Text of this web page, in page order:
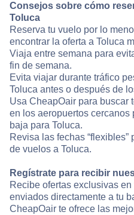
Consejos sobre cómo
Toluca
Reserva tu vuelo por lo
encontrar la oferta a Toluca
Viaja entre semana para
fin de semana.
Evita viajar durante tráfico
Toluca antes o después de
Usa CheapOair para buscar
en los aeropuertos cercanos
baja para Toluca.
Revisa las fechas
de vuelos a Toluca.
Regístrate para recibir
Recibe ofertas exclusivas
enviados directamente a tu
CheapOair te ofrece las